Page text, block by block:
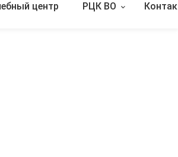
центр РЦК ВО